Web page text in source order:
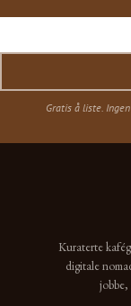
Gratis å liste.
Kuraterte
digitale
jobbe,